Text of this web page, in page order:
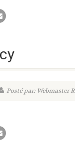
Posté par: Webmaster